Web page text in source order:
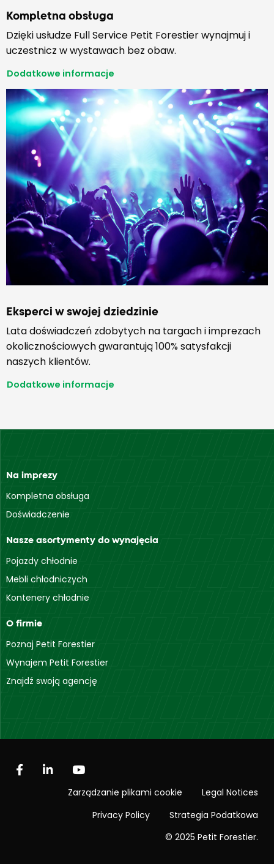
Kompletna obsługa
Dzięki usłudze Full Service Petit Forestier wynajmuj i
uczestnicz w wystawach bez obaw.
Dodatkowe informacje
Eksperci w swojej dziedzinie
Lata doświadczeń zdobytych na targach i imprezach
okolicznościowych gwarantują 100% satysfakcji
naszych klientów.
Dodatkowe informacje
Na imprezy
Kompletna obsługa
Doświadczenie
Nasze asortymenty do wynajęcia
Pojazdy chłodnie
Mebli chłodniczych
Kontenery chłodnie
O firmie
Poznaj Petit Forestier
Wynajem Petit Forestier
Znajdź swoją agencję
Zarządzanie plikami cookie
Legal Notices
Privacy Policy
Strategia Podatkowa
© 2025 Petit Forestier.